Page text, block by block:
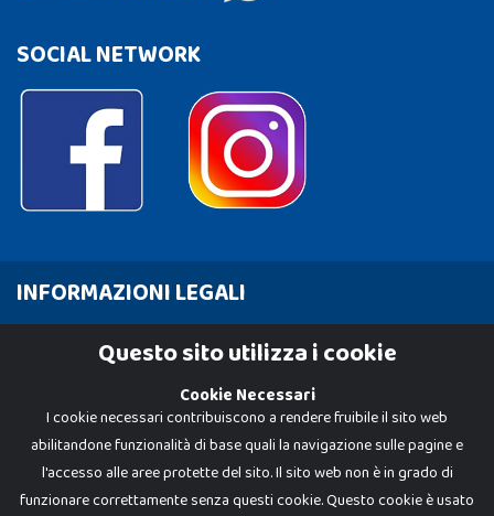
SOCIAL NETWORK
INFORMAZIONI LEGALI
Cookie PolicyQuesto sito utilizza i cookie
Cookie Necessari
I cookie necessari contribuiscono a rendere fruibile il sito web
abilitandone funzionalità di base quali la navigazione sulle pagine e
l'accesso alle aree protette del sito. Il sito web non è in grado di
funzionare correttamente senza questi cookie. Questo cookie è usato